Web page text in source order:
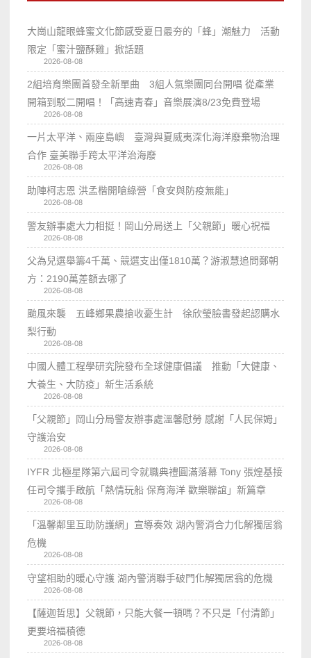
大崗山龍眼蜂蜜文化節感受夏日最夯的「蜂」潮魅力 活動
限定「蜜汁鹽酥雞」掀話題
2026-08-08
2組培育樂團首發全新單曲 3組人氣樂團同台開唱 從產業
開箱到駁二開唱！「高速青春」音樂展演8/23免費登場
2026-08-08
一片太平洋、兩座島嶼 臺灣與夏威夷深化海洋廢棄物治理
合作 臺美聯手跨太平洋治海廢
2026-08-08
助陣柯志恩 洪孟楷開嗆綠營「食安與防疫無能」
2026-08-08
警友辦事處大力相挺！岡山分局送上「父親節」暖心祝福
2026-08-08
父為兒選舉籌4千萬、競選支出僅1810萬？游淑慧追問鄭朝
方：2190萬差額去哪了
2026-08-08
颱風來襲 五峰鄉果農搶收憂生計 徐欣瑩臉書發起認購水
梨行動
2026-08-08
中國人體工程學研究院發布全球健康倡議 推動「大健康、
大養生、大防疫」新生活系統
2026-08-08
「父親節」岡山分局警友辦事處溫馨慰勞 感謝「人民保姆」
守護治安
2026-08-08
IYFR 北極星隊第六屆司令就職典禮圓滿落幕 Tony 張煌基接
任司令攜手啟航「熱情玩船 保育海洋 歡樂聯誼」新篇章
2026-08-08
「溫馨鄰里互助防護網」宣導奏效 湖內警消合力化解獨居翁
危機
2026-08-08
守望相助的暖心守護 湖內警消聯手破門化解獨居翁的危機
2026-08-08
【薩迦哲思】父親節，只能大餐一頓嗎？不只是「付清節」
更要培福積德
2026-08-08